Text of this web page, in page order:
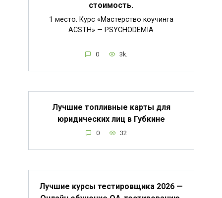
стоимость.
1 место. Курс «Мастерство коучинга
ACSTH» — PSYCHODEMIA
0 3k.
Лучшие топливные карты для
юридических лиц в Губкине
0 32
Лучшие курсы тестировщика 2026 —